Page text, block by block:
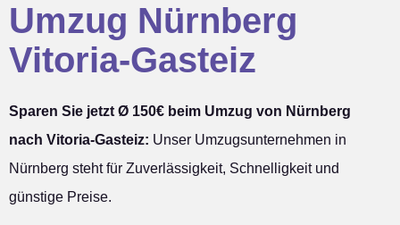
Umzug Nürnberg
Vitoria-Gasteiz
Sparen Sie jetzt Ø 150€ beim Umzug von Nürnberg
nach Vitoria-Gasteiz: Unser Umzugsunternehmen in
Nürnberg steht für Zuverlässigkeit, Schnelligkeit und
günstige Preise.